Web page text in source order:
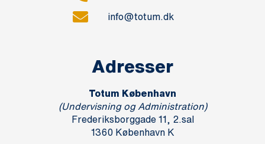
info@totum.dk
Adresser
Totum København
(Undervisning og Administration)
Frederiksborggade 11, 2.sal
1360 København K